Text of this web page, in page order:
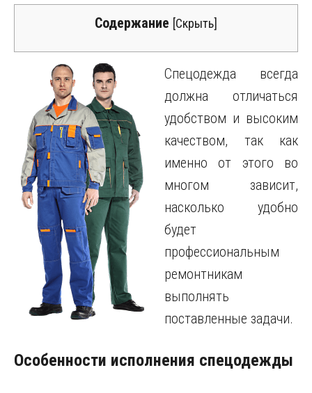
Содержание [Скрыть]
Спецодежда всегда
должна отличаться
удобством и высоким
качеством, так как
именно от этого во
многом зависит,
насколько удобно
будет
профессиональным
ремонтникам
выполнять
поставленные задачи.
Особенности исполнения спецодежды